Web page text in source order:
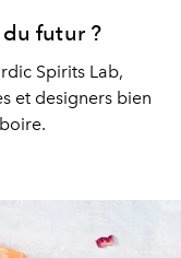
futur ?
Spirits Lab,
et designers bien